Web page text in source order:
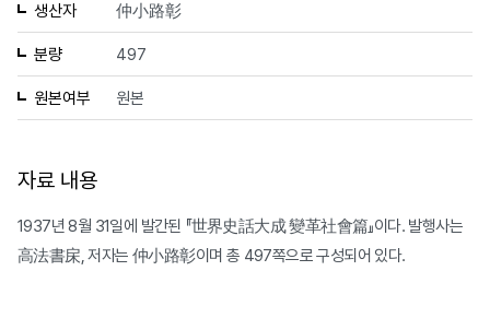
생산자 仲小路彰
분량 497
원본여부 원본
자료 내용
1937년 8월 31일에 발간된 『世界史話大成 變革社會篇』이다. 발행사는
高法書㦿, 저자는 仲小路彰이며 총 497쪽으로 구성되어 있다.